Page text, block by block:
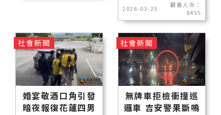
2026-03-25
觀看人次：
8455
婚宴敬酒口角引發
暗夜報復花蓮四男
社會新聞
無牌車拒檢衝撞巡
邏車 吉安警果斷鳴
社會新聞